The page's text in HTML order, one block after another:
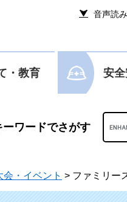
音声読
・教育 安
会・イベント > ファミリー